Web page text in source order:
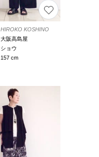
HIROKO KOSHINO
大阪高島屋
ショウ
157 cm